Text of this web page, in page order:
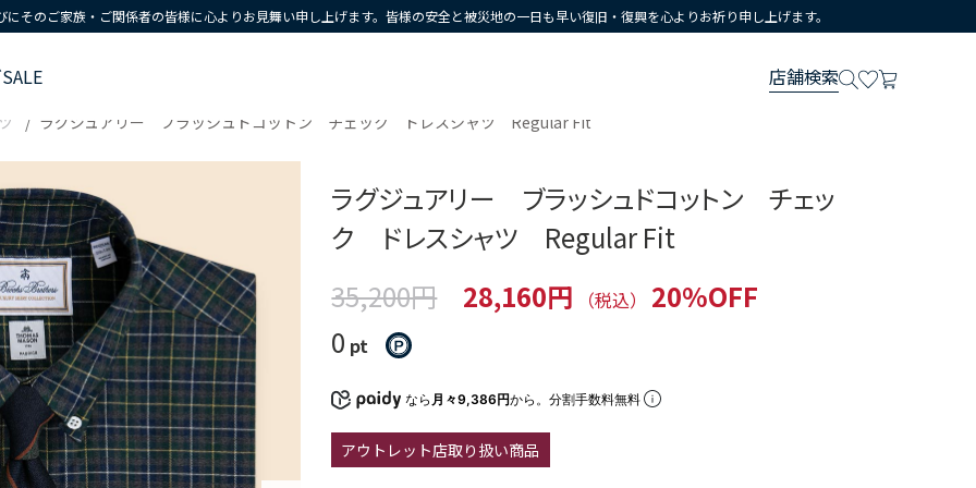
そのご家族・ご関係者の皆様に心よりお見舞い申し上げます。皆様の安全と被災地の一日も早い復旧・復興を心よりお祈り申し上げます。
SALE 店舗検索
ラグジュアリー ブラッシュドコットン チェック ドレスシャツ Regular Fit
ラグジュアリー ブラッシュドコットン チェッ
ク ドレスシャツ Regular Fit
35,200円
28,160円 （税込）
20%OFF
0 pt
なら 月々9,386円から。分割手数料無料
アウトレット店取り扱い商品